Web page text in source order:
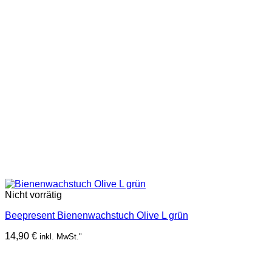
Nicht vorrätig
Beepresent Bienenwachstuch Olive L grün
14,90 € inkl. MwSt."